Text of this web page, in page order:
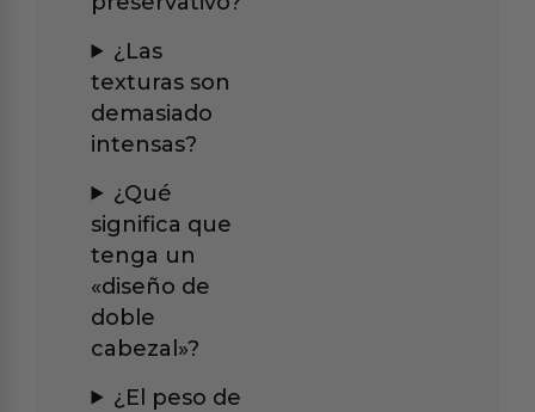
¿Las
texturas son
demasiado
intensas?
¿Qué
significa que
tenga un
«diseño de
doble
cabezal»?
¿El peso de